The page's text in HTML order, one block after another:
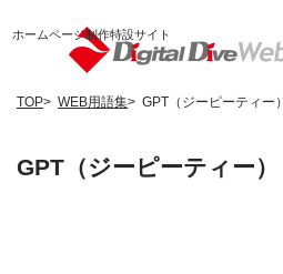
ホームページ制作特設サイト
TOP WEB用語集 GPT（ジーピーティー）
GPT（ジーピーティー）